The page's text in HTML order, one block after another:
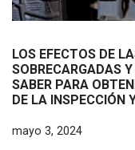
LOS EFECTOS DE
SOBRECARGADAS
SABER PARA
DE LA INSPECCIÓN
mayo 3, 2024